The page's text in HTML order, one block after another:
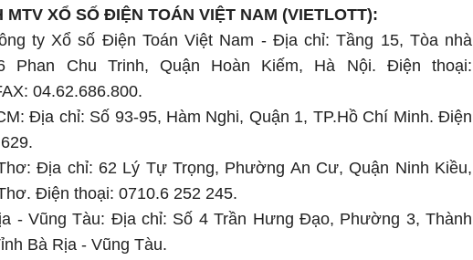
MTV XỔ SỐ ĐIỆN TOÁN VIỆT NAM (VIETLOTT):
ty Xổ số Điện Toán Việt Nam - Địa chỉ: Tầng 15, Tòa nhà
Phan Chu Trinh, Quận Hoàn Kiếm, Hà Nội. Điện thoại:
04.62.686.800.
Địa chỉ: Số 93-95, Hàm Nghi, Quận 1, TP.Hồ Chí Minh. Điện
Địa chỉ: 62 Lý Tự Trọng, Phường An Cư, Quận Ninh Kiều,
Điện thoại: 0710.6 252 245.
- Vũng Tàu: Địa chỉ: Số 4 Trần Hưng Đạo, Phường 3, Thành
Bà Rịa - Vũng Tàu.